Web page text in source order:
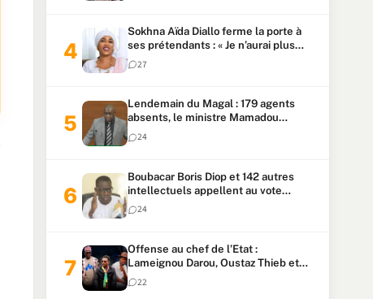
Sokhna Aïda Diallo ferme la porte à
ses prétendants : « Je n’aurai plus
jamais un autre mari »
27
Lendemain du Magal : 179 agents
absents, le ministre Mamadou
Lamine Dianté exige des explications
24
Boubacar Boris Diop et 142 autres
intellectuels appellent au vote
urgent de la révision
constitutionnelle
24
Offense au chef de l’Etat :
Lameignou Darou, Oustaz Thieb et
Ndiaye Touba lourdement
condamnés
22